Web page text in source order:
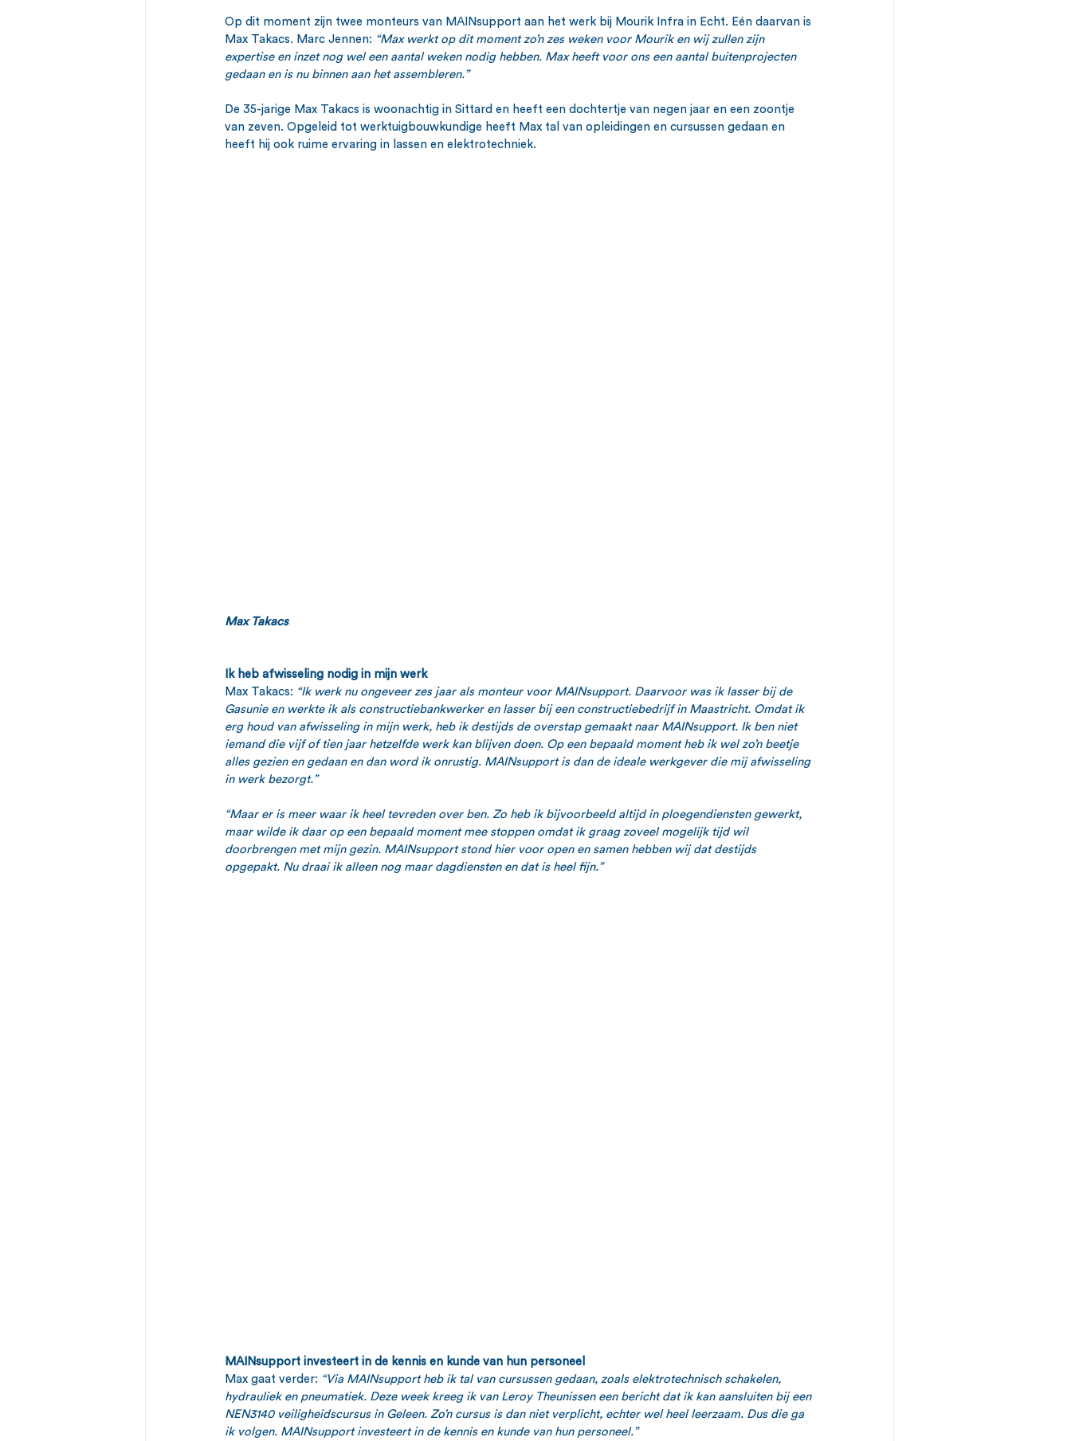
Op dit moment zijn twee monteurs van MAINsupport aan het werk bij Mourik Infra in Echt. Eén daarvan is
Max Takacs. Marc Jennen: “Max werkt op dit moment zo’n zes weken voor Mourik en wij zullen zijn
expertise en inzet nog wel een aantal weken nodig hebben. Max heeft voor ons een aantal buitenprojecten
gedaan en is nu binnen aan het assembleren.”
De 35-jarige Max Takacs is woonachtig in Sittard en heeft een dochtertje van negen jaar en een zoontje
van zeven. Opgeleid tot werktuigbouwkundige heeft Max tal van opleidingen en cursussen gedaan en
heeft hij ook ruime ervaring in lassen en elektrotechniek.
Max Takacs
Ik heb afwisseling nodig in mijn werk
Max Takacs: “Ik werk nu ongeveer zes jaar als monteur voor MAINsupport. Daarvoor was ik lasser bij de
Gasunie en werkte ik als constructiebankwerker en lasser bij een constructiebedrijf in Maastricht. Omdat ik
erg houd van afwisseling in mijn werk, heb ik destijds de overstap gemaakt naar MAINsupport. Ik ben niet
iemand die vijf of tien jaar hetzelfde werk kan blijven doen. Op een bepaald moment heb ik wel zo’n beetje
alles gezien en gedaan en dan word ik onrustig. MAINsupport is dan de ideale werkgever die mij afwisseling
in werk bezorgt.”
“Maar er is meer waar ik heel tevreden over ben. Zo heb ik bijvoorbeeld altijd in ploegendiensten gewerkt,
maar wilde ik daar op een bepaald moment mee stoppen omdat ik graag zoveel mogelijk tijd wil
doorbrengen met mijn gezin. MAINsupport stond hier voor open en samen hebben wij dat destijds
opgepakt. Nu draai ik alleen nog maar dagdiensten en dat is heel fijn.”
MAINsupport investeert in de kennis en kunde van hun personeel
Max gaat verder: “Via MAINsupport heb ik tal van cursussen gedaan, zoals elektrotechnisch schakelen,
hydrauliek en pneumatiek. Deze week kreeg ik van Leroy Theunissen een bericht dat ik kan aansluiten bij een
NEN3140 veiligheidscursus in Geleen. Zo’n cursus is dan niet verplicht, echter wel heel leerzaam. Dus die ga
ik volgen. MAINsupport investeert in de kennis en kunde van hun personeel.”